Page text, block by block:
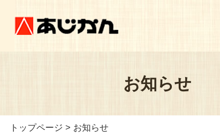
お知らせ
トップページ > お知らせ